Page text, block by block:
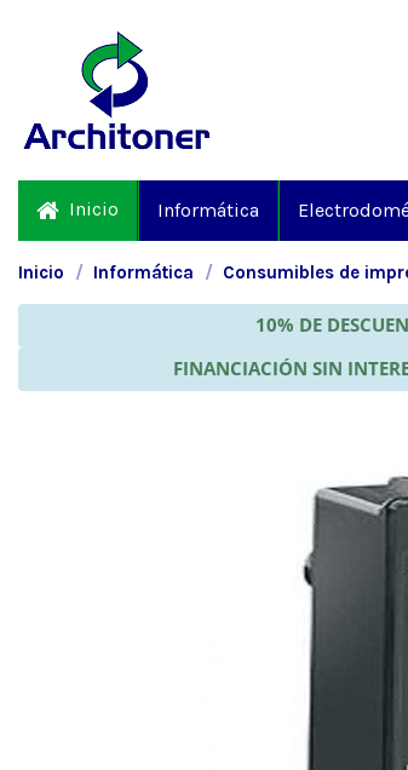
Inicio Informática
Inicio Informática Consumibles de
10% DE
FINANCIACIÓN SIN